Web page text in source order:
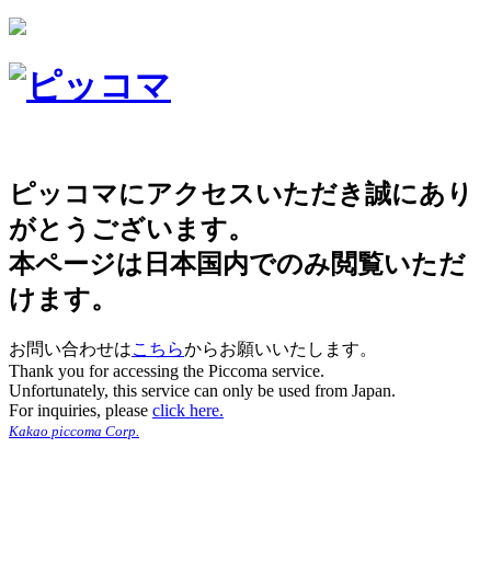
ピッコマにアクセスいただき誠にあり
がとうございます。
本ページは日本国内でのみ閲覧いただ
けます。
お問い合わせはこちらからお願いいたします。
Thank you for accessing the Piccoma service.
Unfortunately, this service can only be used from Japan.
For inquiries, please click here.
Kakao piccoma Corp.